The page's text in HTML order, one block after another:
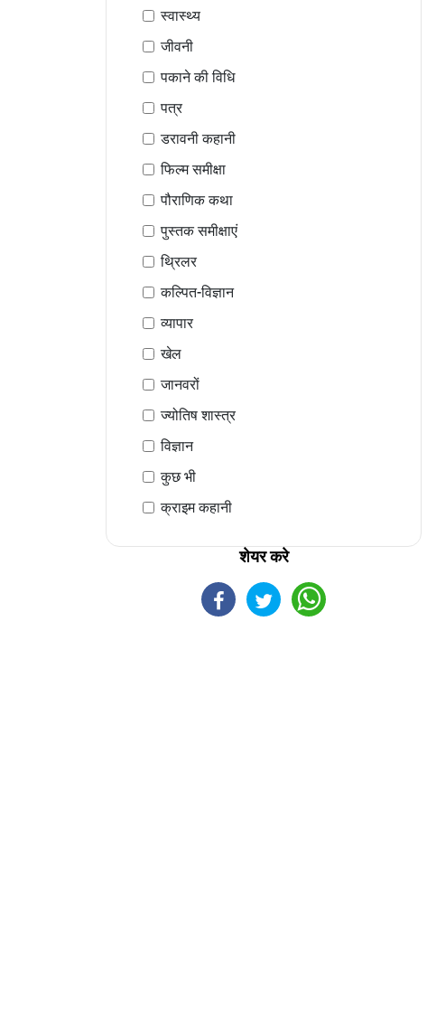
स्वास्थ्य
जीवनी
पकाने की विधि
पत्र
डरावनी कहानी
फिल्म समीक्षा
पौराणिक कथा
पुस्तक समीक्षाएं
थ्रिलर
कल्पित-विज्ञान
व्यापार
खेल
जानवरों
ज्योतिष शास्त्र
विज्ञान
कुछ भी
क्राइम कहानी
शेयर करे